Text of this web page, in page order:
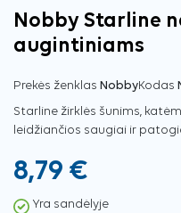
Nobby Starline
augintiniams
Prekės ženklas NobbyKodas
Starline žirklės šunims,
leidžiančios saugiai ir
8,79 €
Yra sandėlyje